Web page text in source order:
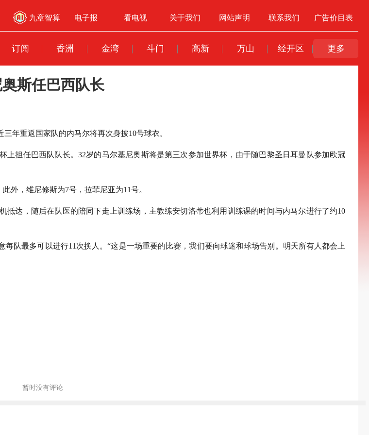
九章智算 电子报 看电视 关于我们 网站声明 联系我们 广告价目表
订阅 香洲 金湾 斗门 高新 万山 经开区 更多
斯任巴西队长
年重返国家队的内马尔将再次身披10号球衣。
担任巴西队队长。32岁的马尔基尼奥斯将是第三次参加世界杯，由于随巴黎圣日耳曼队参加欧冠
外，维尼修斯为7号，拉菲尼亚为11号。
抵达，随后在队医的陪同下走上训练场，主教练安切洛蒂也利用训练课的时间与内马尔进行了约10
队最多可以进行11次换人。“这是一场重要的比赛，我们要向球迷和球场告别。明天所有人都会上
暂时没有评论